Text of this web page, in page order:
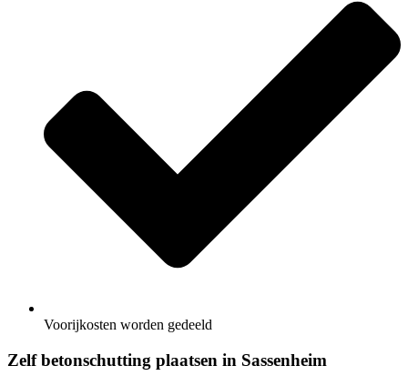
Voorijkosten worden gedeeld
Zelf betonschutting plaatsen in Sassenheim